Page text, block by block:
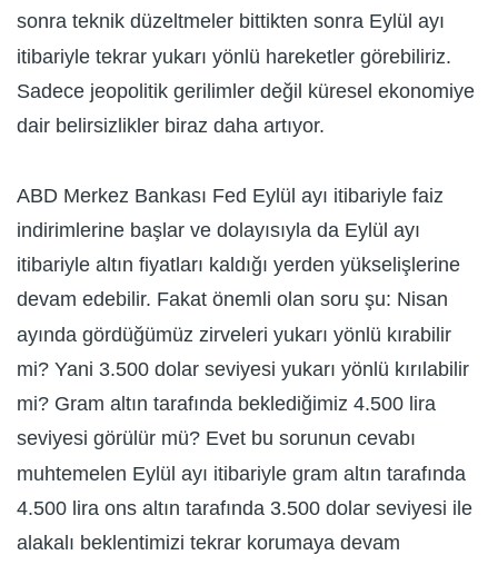
sonra teknik düzeltmeler bittikten sonra Eylül ayı
itibariyle tekrar yukarı yönlü hareketler görebiliriz.
Sadece jeopolitik gerilimler değil küresel ekonomiye
dair belirsizlikler biraz daha artıyor.
ABD Merkez Bankası Fed Eylül ayı itibariyle faiz
indirimlerine başlar ve dolayısıyla da Eylül ayı
itibariyle altın fiyatları kaldığı yerden yükselişlerine
devam edebilir. Fakat önemli olan soru şu: Nisan
ayında gördüğümüz zirveleri yukarı yönlü kırabilir
mi? Yani 3.500 dolar seviyesi yukarı yönlü kırılabilir
mi? Gram altın tarafında beklediğimiz 4.500 lira
seviyesi görülür mü? Evet bu sorunun cevabı
muhtemelen Eylül ayı itibariyle gram altın tarafında
4.500 lira ons altın tarafında 3.500 dolar seviyesi ile
alakalı beklentimizi tekrar korumaya devam